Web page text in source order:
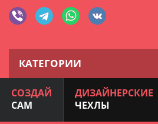
КАТЕГОРИИ
СОЗДАЙ
САМ
ДИЗАЙНЕРСКИЕ
ЧЕХЛЫ